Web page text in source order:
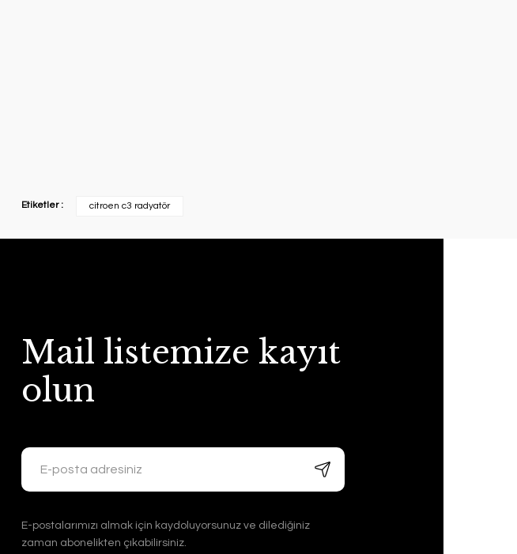
Etiketler : citroen c3 radyatör
Mail listemize kayıt
olun
E-postalarımızı almak için kaydoluyorsunuz ve dilediğiniz
zaman abonelikten çıkabilirsiniz.